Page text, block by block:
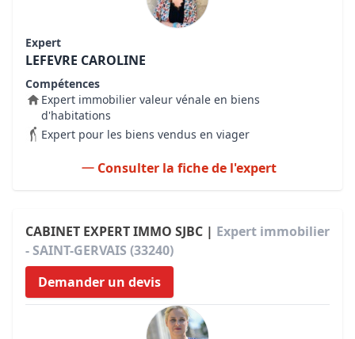
Expert
LEFEVRE CAROLINE
Compétences
Expert immobilier valeur vénale en biens
d'habitations
Expert pour les biens vendus en viager
Consulter la fiche de l'expert
CABINET EXPERT IMMO SJBC | Expert immobilier
- SAINT-GERVAIS (33240)
Demander un devis